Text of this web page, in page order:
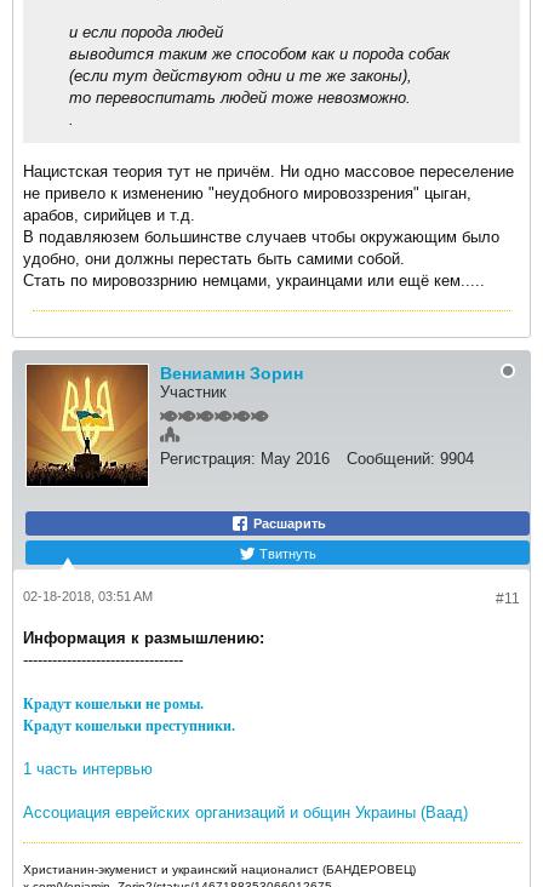
и если порода людей
выводится таким же способом как и порода собак
(если тут действуют одни и те же законы),
то перевоспитать людей тоже невозможно.
Нацистская теория тут не причём. Ни одно массовое переселение
не привело к изменению "неудобного мировоззрения" цыган,
арабов, сирийцев и т.д.
В подавляюзем большинстве случаев чтобы окружающим было
удобно, они должны перестать быть самими собой.
Стать по мировоззрнию немцами, украинцами или ещё кем.....
Вениамин Зорин
Участник
Регистрация: May 2016 Сообщений: 9904
Расшарить
Твитнуть
#11
02-18-2018, 03:51 AM
Информация к размышлению:
---------------------------------
Крадут кошельки не ромы.
Крадут кошельки преступники.
1 часть интервью
Ассоциация еврейских организаций и общин Украины (Ваад)
Христианин-экуменист и украинский националист (БАНДЕРОВЕЦ)